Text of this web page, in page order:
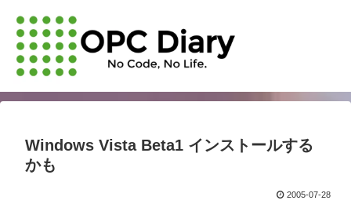
Windows Vista Beta1 インストールする
かも
2005-07-28